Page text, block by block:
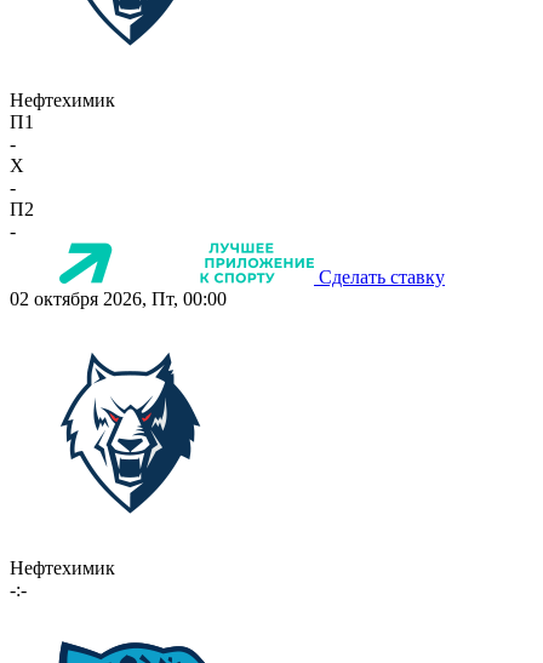
Нефтехимик
П1
-
X
-
П2
-
Сделать ставку
02 октября 2026, Пт, 00:00
Нефтехимик
-:-